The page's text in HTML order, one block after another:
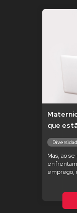
que
Mas, ao
emprego,